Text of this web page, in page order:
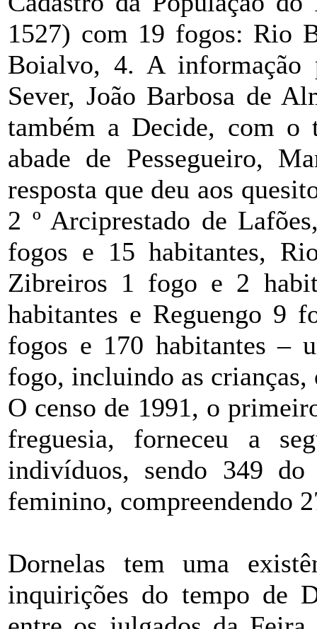
1527) com 19 fogos: Rio
Boialvo, 4. A informação
Sever, João Barbosa de
também a Decide, com
abade de Pessegueiro,
resposta que deu aos
2 º Arciprestado de
fogos e 15 habitantes,
Zibreiros 1 fogo e 2
habitantes e Reguengo 9
fogos e 170 habitantes –
fogo, incluindo as crianças,
O censo de 1991, o
freguesia, forneceu a
indivíduos, sendo 349
feminino, compreendendo
Dornelas tem uma
inquirições do tempo de